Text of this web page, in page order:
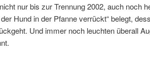
nur bis zur Trennung 2002, auch noch
Hund in der Pfanne verrückt“ belegt,
Und immer noch leuchten überall